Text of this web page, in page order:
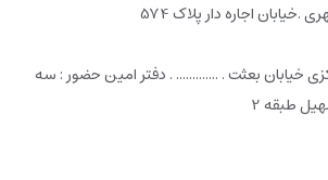
.خیابان اجاره دار پلاک 574
خیابان بعثت . ............. . دفتر امین حضور : سه
طبقه 2